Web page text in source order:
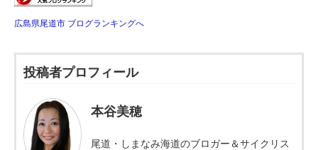
広島県尾道市 ブログランキングへ
投稿者プロフィール
本谷美穂
尾道・しまなみ海道のブロガー＆サイクリス